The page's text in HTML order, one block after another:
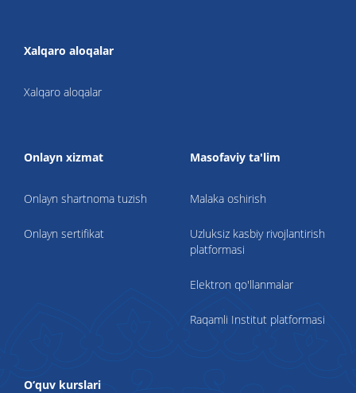
Xalqaro aloqalar
Xalqaro aloqalar
Onlayn xizmat
Onlayn shartnoma tuzish
Onlayn sertifikat
Masofaviy ta'lim
Malaka oshirish
Uzluksiz kasbiy rivojlantirish
platformasi
Elektron qo'llanmalar
Raqamli Institut platformasi
O‘quv kurslari